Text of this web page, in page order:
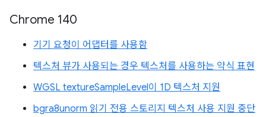
Chrome 140
기기 요청이 어댑터를 사용함
텍스처 뷰가 사용되는 경우 텍스처를 사용하는 약식 표현
WGSL textureSampleLevel이 1D 텍스처 지원
bgra8unorm 읽기 전용 스토리지 텍스처 사용 지원 중단